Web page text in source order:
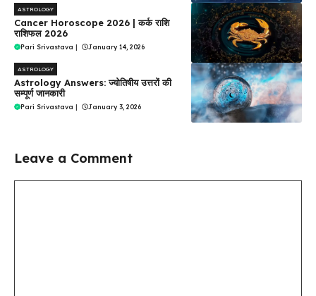
ASTROLOGY
Cancer Horoscope 2026 | कर्क राशि
राशिफल 2026
Pari Srivastava | January 14, 2026
ASTROLOGY
Astrology Answers: ज्योतिषीय उत्तरों की
सम्पूर्ण जानकारी
Pari Srivastava | January 3, 2026
Leave a Comment